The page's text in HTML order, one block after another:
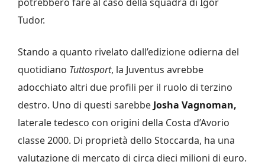
Tudor.
Stando a quanto rivelato dall’edizione odierna del
quotidiano Tuttosport, la Juventus avrebbe
adocchiato altri due profili per il ruolo di terzino
destro. Uno di questi sarebbe Josha Vagnoman,
laterale tedesco con origini della Costa d’Avorio
classe 2000. Di proprietà dello Stoccarda, ha una
valutazione di mercato di circa dieci milioni di euro.